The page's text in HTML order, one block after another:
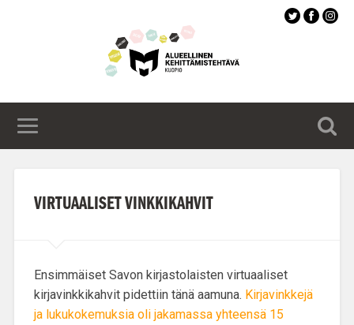
VIRTUAALISET VINKKIKAHVIT
Ensimmäiset Savon kirjastolaisten virtuaaliset
kirjavinkkikahvit pidettiin tänä aamuna. Kirjavinkkejä
ja lukukokemuksia oli jakamassa yhteensä 15